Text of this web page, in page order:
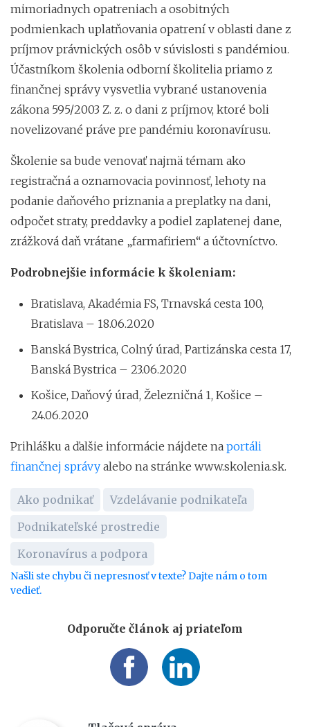
mimoriadnych opatreniach a osobitných
podmienkach uplatňovania opatrení v oblasti dane z
príjmov právnických osôb v súvislosti s pandémiou.
Účastníkom školenia odborní školitelia priamo z
finančnej správy vysvetlia vybrané ustanovenia
zákona 595/2003 Z. z. o dani z príjmov, ktoré boli
novelizované práve pre pandémiu koronavírusu.
Školenie sa bude venovať najmä témam ako
registračná a oznamovacia povinnosť, lehoty na
podanie daňového priznania a preplatky na dani,
odpočet straty, preddavky a podiel zaplatenej dane,
zrážková daň vrátane „farmafiriem“ a účtovníctvo.
Podrobnejšie informácie k školeniam:
Bratislava, Akadémia FS, Trnavská cesta 100,
Bratislava – 18.06.2020
Banská Bystrica, Colný úrad, Partizánska cesta 17,
Banská Bystrica – 23.06.2020
Košice, Daňový úrad, Železničná 1, Košice –
24.06.2020
Prihlášku a ďalšie informácie nájdete na portáli
finančnej správy alebo na stránke www.skolenia.sk.
Ako podnikať
Vzdelávanie podnikateľa
Podnikateľské prostredie
Koronavírus a podpora
Našli ste chybu či nepresnosť v texte? Dajte nám o tom
vedieť.
Odporučte článok aj priateľom